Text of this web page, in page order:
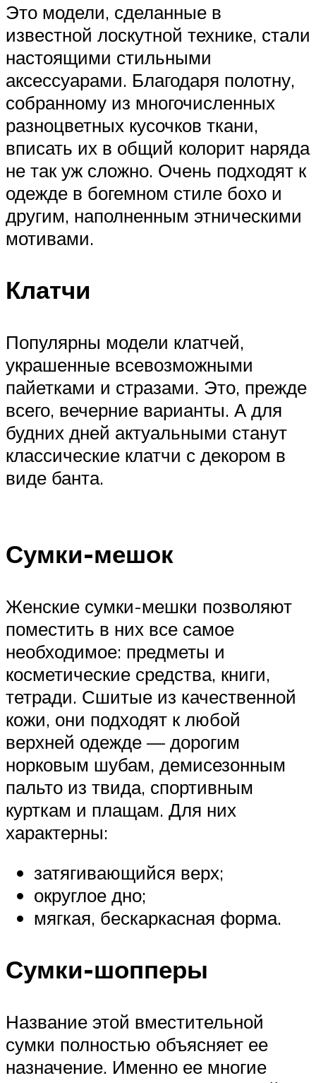
Это модели, сделанные в
известной лоскутной технике, стали
настоящими стильными
аксессуарами. Благодаря полотну,
собранному из многочисленных
разноцветных кусочков ткани,
вписать их в общий колорит наряда
не так уж сложно. Очень подходят к
одежде в богемном стиле бохо и
другим, наполненным этническими
мотивами.
Клатчи
Популярны модели клатчей,
украшенные всевозможными
пайетками и стразами. Это, прежде
всего, вечерние варианты. А для
будних дней актуальными станут
классические клатчи с декором в
виде банта.
Сумки-мешок
Женские сумки-мешки позволяют
поместить в них все самое
необходимое: предметы и
косметические средства, книги,
тетради. Сшитые из качественной
кожи, они подходят к любой
верхней одежде — дорогим
норковым шубам, демисезонным
пальто из твида, спортивным
курткам и плащам. Для них
характерны:
затягивающийся верх;
округлое дно;
мягкая, бескаркасная форма.
Сумки-шопперы
Название этой вместительной
сумки полностью объясняет ее
назначение. Именно ее многие